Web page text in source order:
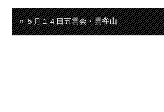
« ５月１４日五雲会・雲雀山